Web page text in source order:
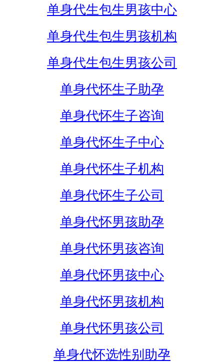
单身代生包生男孩中心
单身代生包生男孩机构
单身代生包生男孩公司
单身代怀生子助孕
单身代怀生子咨询
单身代怀生子中心
单身代怀生子机构
单身代怀生子公司
单身代怀男孩助孕
单身代怀男孩咨询
单身代怀男孩中心
单身代怀男孩机构
单身代怀男孩公司
单身代怀选性别助孕